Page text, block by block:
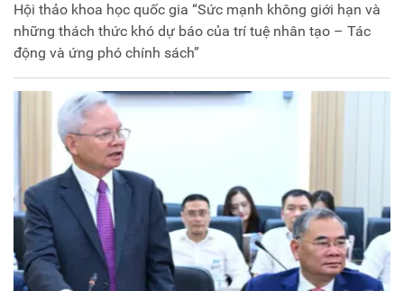
Hội thảo khoa học quốc gia “Sức mạnh không giới hạn và
những thách thức khó dự báo của trí tuệ nhân tạo – Tác
động và ứng phó chính sách”